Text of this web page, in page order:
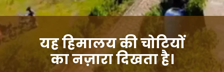
यह हिमालय की चोटियों